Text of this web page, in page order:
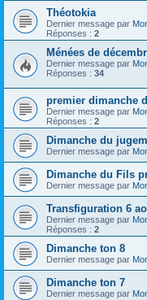
Théotokia
Dernier message par
Réponses : 2
Ménées de
Dernier message par
Réponses : 34
premier dimanche
Dernier message par
Réponses : 2
Dimanche du
Dernier message par
Dimanche du Fils
Dernier message par
Transfiguration 6
Dernier message par
Réponses : 2
Dimanche ton 8
Dernier message par
Dimanche ton 7
Dernier message par